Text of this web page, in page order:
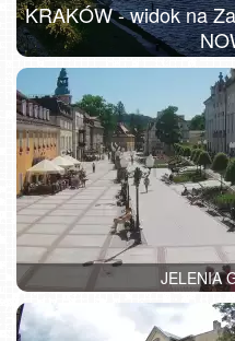
KRAKÓW - widok na
JELENIA